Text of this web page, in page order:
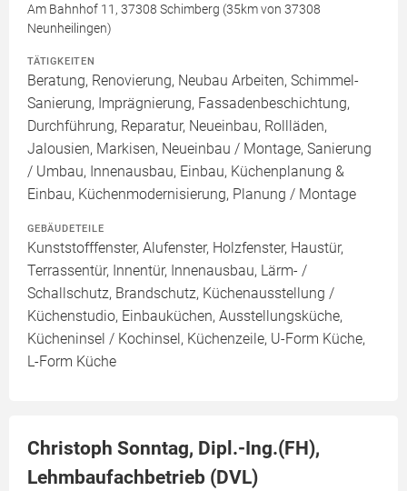
Am Bahnhof 11, 37308 Schimberg (35km von 37308
Neunheilingen)
TÄTIGKEITEN
Beratung, Renovierung, Neubau Arbeiten, Schimmel-
Sanierung, Imprägnierung, Fassadenbeschichtung,
Durchführung, Reparatur, Neueinbau, Rollläden,
Jalousien, Markisen, Neueinbau / Montage, Sanierung
/ Umbau, Innenausbau, Einbau, Küchenplanung &
Einbau, Küchenmodernisierung, Planung / Montage
GEBÄUDETEILE
Kunststofffenster, Alufenster, Holzfenster, Haustür,
Terrassentür, Innentür, Innenausbau, Lärm- /
Schallschutz, Brandschutz, Küchenausstellung /
Küchenstudio, Einbauküchen, Ausstellungsküche,
Kücheninsel / Kochinsel, Küchenzeile, U-Form Küche,
L-Form Küche
Christoph Sonntag, Dipl.-Ing.(FH),
Lehmbaufachbetrieb (DVL)